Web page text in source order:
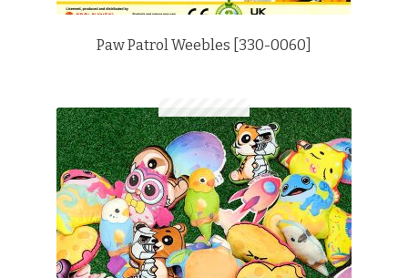
Paw Patrol Weebles [330-0060]